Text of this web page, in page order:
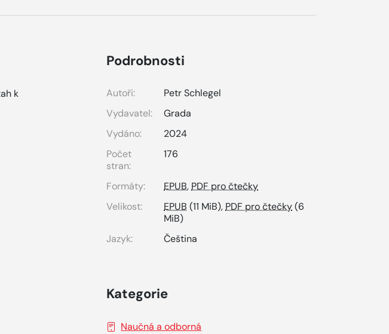
k
Podrobnosti
Autoři:
Petr Schlegel
Vydavatel:
Grada
Vydáno:
2024
Počet
stran:
176
Formáty: EPUB, PDF pro čtečky
Velikost:
EPUB (11 MiB), PDF pro čtečky(6
MiB)
Jazyk:
Čeština
Kategorie
Naučná a odborná